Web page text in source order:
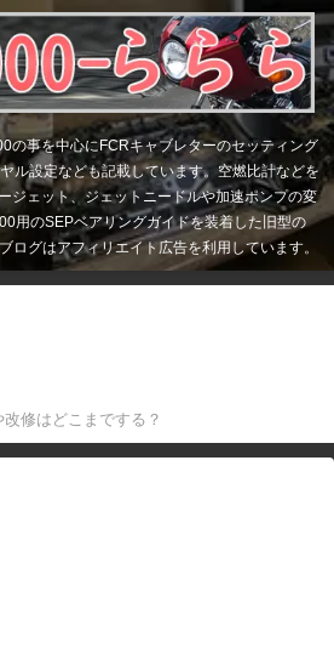
の事を中心にFCRキャブレターのセッティング
ル設定なども記載しています。空燃比計などを
ジェット、ジェットニードルや加速ポンプの変
用のSEPベアリングガイドを装着した旧型の
グはアフィリエイト広告を利用しています。
修はどこまでする？